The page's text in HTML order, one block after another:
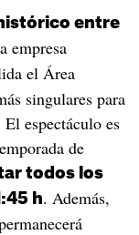
entre
empresa
el Área
singulares para
espectáculo es
de
todos los
h. Además,